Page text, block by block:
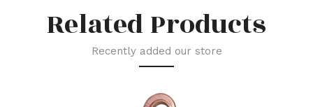
Related Products
Recently added our store